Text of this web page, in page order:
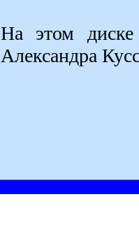
На этом диске
Александра